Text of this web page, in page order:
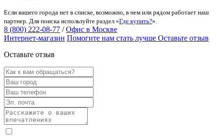
Если вашего города нет в списке, возможно, в нем или рядом работает наш
партнер. Для поиска используйте раздел «Где купить?».
8 (800) 222-08-77 / Офис в Москве
Интернет-магазин Помогите нам стать лучше Оставьте отзыв
Оставьте отзыв